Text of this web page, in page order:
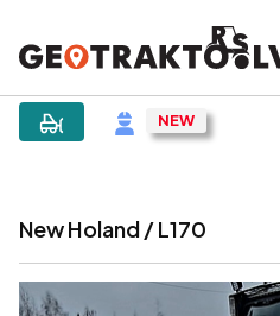
|Sludinājums
New Holand / L170